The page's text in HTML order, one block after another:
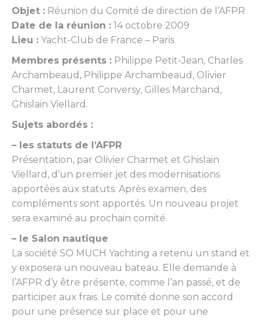
Objet : Réunion du Comité de direction de l’AFPR
Date de la réunion : 14 octobre 2009
Lieu : Yacht-Club de France – Paris
Membres présents : Philippe Petit-Jean, Charles
Archambeaud, Philippe Archambeaud, Olivier
Charmet, Laurent Conversy, Gilles Marchand,
Ghislain Viellard.
Sujets abordés :
– les statuts de l’AFPR
Présentation, par Olivier Charmet et Ghislain
Viellard, d’un premier jet des modernisations
apportées aux statuts. Après examen, des
compléments sont apportés. Un nouveau projet
sera examiné au prochain comité.
– le Salon nautique
La société SO MUCH Yachting a retenu un stand et
y exposera un nouveau bateau. Elle demande à
l’AFPR d’y être présente, comme l’an passé, et de
participer aux frais. Le comité donne son accord
pour une présence sur place et pour une